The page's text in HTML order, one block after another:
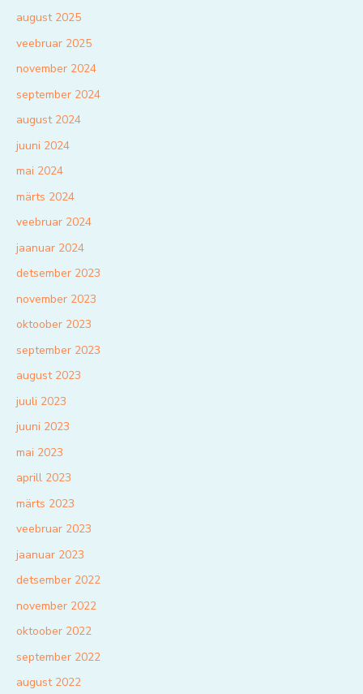
august 2025
veebruar 2025
november 2024
september 2024
august 2024
juuni 2024
mai 2024
märts 2024
veebruar 2024
jaanuar 2024
detsember 2023
november 2023
oktoober 2023
september 2023
august 2023
juuli 2023
juuni 2023
mai 2023
aprill 2023
märts 2023
veebruar 2023
jaanuar 2023
detsember 2022
november 2022
oktoober 2022
september 2022
august 2022